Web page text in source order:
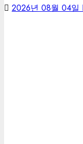
2026년 08월 04일